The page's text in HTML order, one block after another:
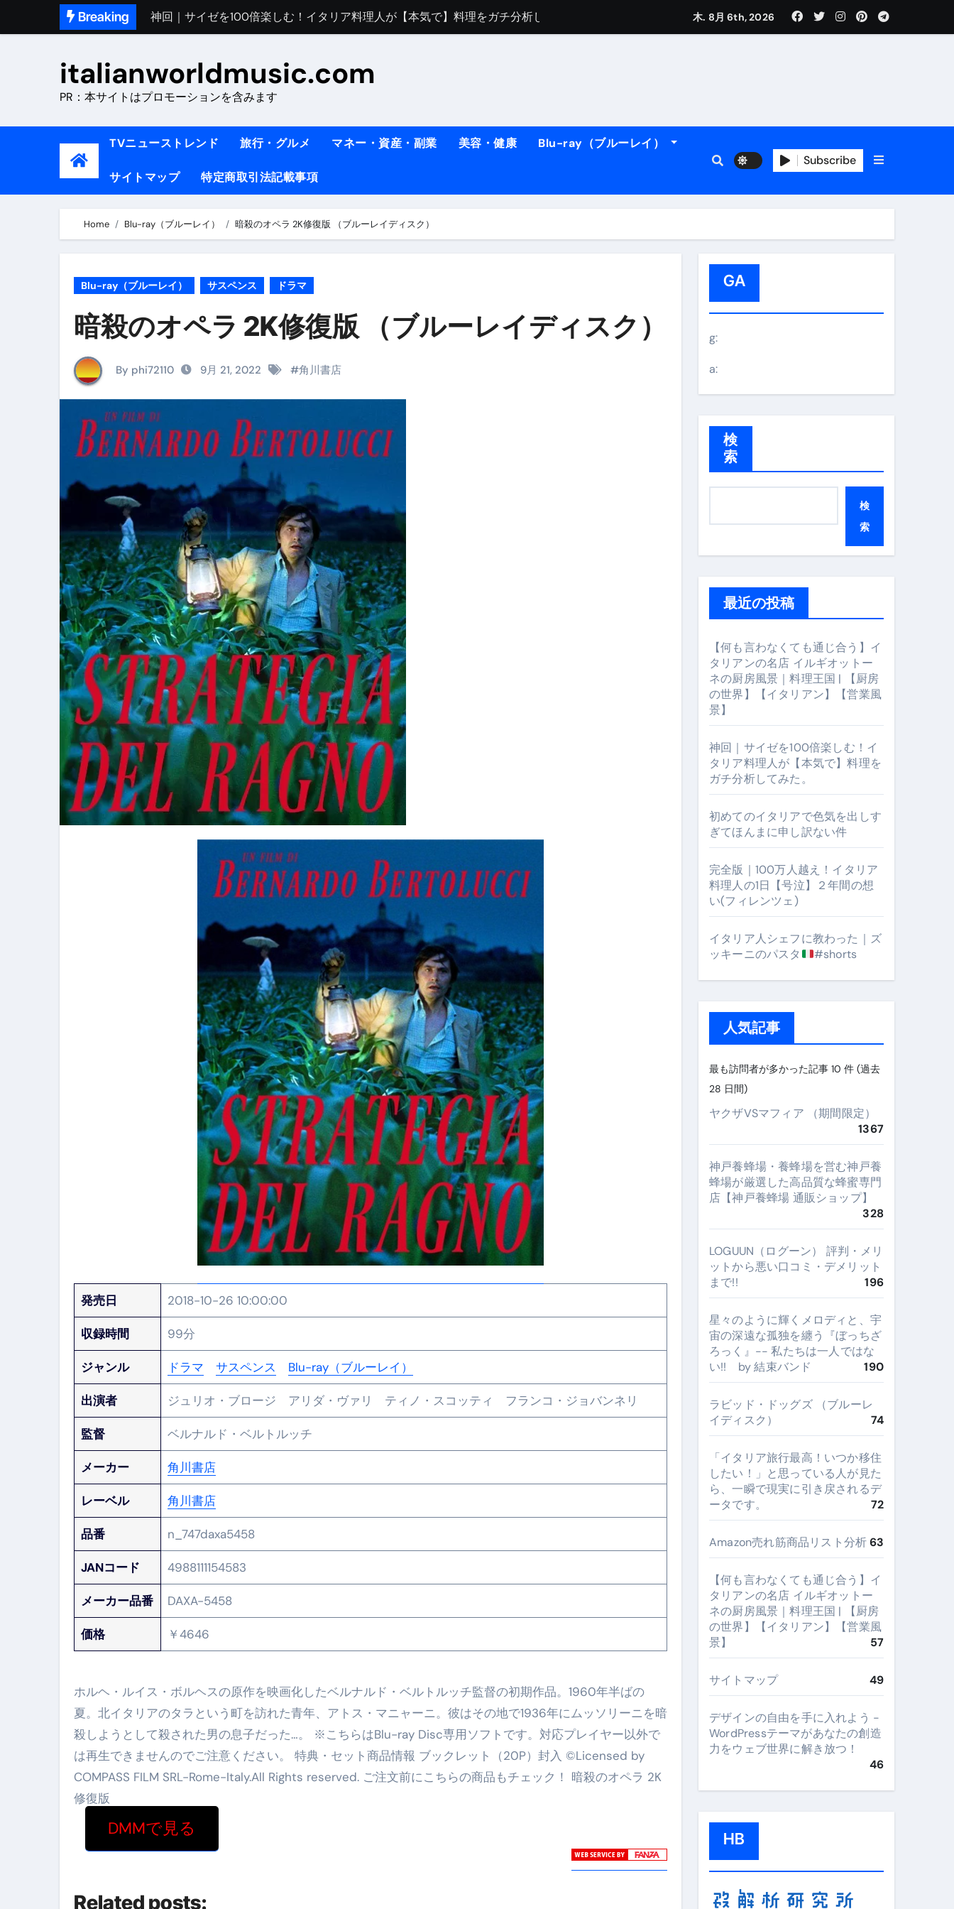
Breaking
初めてのイタリアで色気を出しすぎてほんまに申し訳ない件
イタリア人シェフに教わった｜ズッキーニのパスタ
​「イタリア旅行最高！いつか移住したい！」と思っている人が見たら、一瞬で現実に引き戻されるデータです。
イタリアNo. 1肉料理【ポルケッタ】スーパーの豚肉が大変身#shorts
トラブル回避のリアルな裏技アドバイスも
ラビッド・ドッグズ （ブルーレイディスク）
【カルボナーラの世界】イタリア料理 #Shorts
イタリア料理店【営業風景】週末ビリビリのランチ営業
死ぬまでに行きたい！【３つ星】ベストレストランを体験してみた結果…
【Vlog：July 2025】マリナと過ごしたイタリア
イタリアでの最後の仕事【帰国前最後の一週間】さよなら！イタリア！
Lake Como, Italy VLOG | Awesome things to do in Lake Como!
【Instagram Live】イタリア行きの飛行機乗り遅れ事件について
【賄いラーメン】人生初の二郎系ラーメン！イタリア人シェフ達に作ってみた結果…
【トマトパスタ】三ツ星シェフのパスタを完全再現 #shorts
フェノミナ-4K吹替音声収録版 SPECIAL-（4K ULTRA HD）
フェノミナ-4K吹替音声収録版- （ブルーレイディスク）
2026年料理人ローマへ行く！航空券0円てマジ？&アジア飯食べ尽くし
今年一番美味しい【卵かけご飯】#shorts
イタリア流 カリカリ羽つきポテト#shorts
イタリア旅行体験談＆オススメスポット｜a domenica! – Podcast #8
本場イタリア観光客の来ない店【ペスト・ジェノベーゼ】が衝撃のうまさ！
【何も言わなくても通じ合う】イタリアンの名店 イルギオットーネの厨房風景｜料理王国 | 【厨房の世界】【イタリアン】【営業風景】
木. 8月 6th, 2026
italianworldmusic.com
PR：本サイトはプロモーションを含みます
TVニューストレンド 旅行・グルメ マネー・資産・副業 美容・健康 Blu-ray（ブルーレイ）
サイトマップ 特定商取引法記載事項
Subscribe
Home Blu-ray（ブルーレイ） 暗殺のオペラ 2K修復版 （ブルーレイディスク）
Blu-ray（ブルーレイ） サスペンス ドラマ
暗殺のオペラ 2K修復版 （ブルーレイディスク）
By phi72110 9月 21, 2022 #角川書店
発売日 2018-10-26 10:00:00
収録時間 99分
ジャンル ドラマ サスペンス Blu-ray（ブルーレイ）
出演者 ジュリオ・ブロージ アリダ・ヴァリ ティノ・スコッティ フランコ・ジョバンネリ
監督 ベルナルド・ベルトルッチ
メーカー 角川書店
レーベル 角川書店
品番 n_747daxa5458
JANコード 4988111154583
メーカー品番 DAXA-5458
価格 ￥4646
ホルヘ・ルイス・ボルヘスの原作を映画化したベルナルド・ベルトルッチ監督の初期作品。1960年半ばの
夏。北イタリアのタラという町を訪れた青年、アトス・マニャーニ。彼はその地で1936年にムッソリーニを暗
殺しようとして殺された男の息子だった…。 ※こちらはBlu-ray Disc専用ソフトです。対応プレイヤー以外で
は再生できませんのでご注意ください。 特典・セット商品情報 ブックレット（20P）封入 ©Licensed by
COMPASS FILM SRL-Rome-Italy.All Rights reserved. ご注文前にこちらの商品もチェック！ 暗殺のオペラ 2K
修復版
DMMで見る
Related posts:
GA
g:
a:
検
索
検
索
最近の投稿
【何も言わなくても通じ合う】イ
タリアンの名店 イルギオットー
ネの厨房風景｜料理王国 | 【厨房
の世界】【イタリアン】【営業風
景】
神回｜サイゼを100倍楽しむ！イ
タリア料理人が【本気で】料理を
ガチ分析してみた。
初めてのイタリアで色気を出しす
ぎてほんまに申し訳ない件
完全版｜100万人越え！イタリア
料理人の1日【号泣】２年間の想
い(フィレンツェ)
イタリア人シェフに教わった｜ズ
ッキーニのパスタ
#shorts
人気記事
最も訪問者が多かった記事 10 件 (過去
28 日間)
ヤクザVSマフィア （期間限定）
1367
神戸養蜂場・養蜂場を営む神戸養
蜂場が厳選した高品質な蜂蜜専門
店【神戸養蜂場 通販ショップ】
328
LOGUUN（ログーン） 評判・メリ
ットから悪い口コミ・デメリット
まで!!
196
星々のように輝くメロディと、宇
宙の深遠な孤独を纏う『ぼっちざ
ろっく』-- 私たちは一人ではな
い!! by 結束バンド
190
ラビッド・ドッグズ （ブルーレ
イディスク）
74
​「イタリア旅行最高！いつか移住
したい！」と思っている人が見た
ら、一瞬で現実に引き戻されるデ
ータです。
72
Amazon売れ筋商品リスト分析63
【何も言わなくても通じ合う】イ
タリアンの名店 イルギオットー
ネの厨房風景｜料理王国 | 【厨房
の世界】【イタリアン】【営業風
景】
57
サイトマップ 49
デザインの自由を手に入れよう -
WordPressテーマがあなたの創造
力をウェブ世界に解き放つ！
46
HB